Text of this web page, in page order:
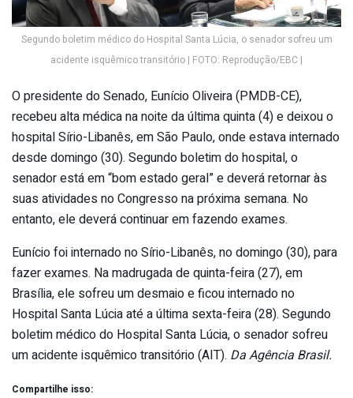
Segundo boletim médico do Hospital Santa Lúcia, o senador sofreu um
acidente isquêmico transitório | FOTO: Reprodução/EBC |
O presidente do Senado, Eunício Oliveira (PMDB-CE),
recebeu alta médica na noite da última quinta (4) e deixou o
hospital Sírio-Libanês, em São Paulo, onde estava internado
desde domingo (30). Segundo boletim do hospital, o
senador está em “bom estado geral” e deverá retornar às
suas atividades no Congresso na próxima semana. No
entanto, ele deverá continuar em fazendo exames.
Eunício foi internado no Sírio-Libanês, no domingo (30), para
fazer exames. Na madrugada de quinta-feira (27), em
Brasília, ele sofreu um desmaio e ficou internado no
Hospital Santa Lúcia até a última sexta-feira (28). Segundo
boletim médico do Hospital Santa Lúcia, o senador sofreu
um acidente isquêmico transitório (AIT). Da Agência Brasil.
Compartilhe isso: